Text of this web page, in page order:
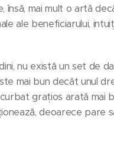
însă, mai mult o artă
ale beneficiarului,
nu există un set de
mai bun decât unul
grațios arată mai
deoarece pare